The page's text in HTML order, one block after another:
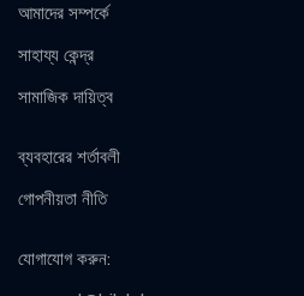
আমাদের সম্পর্কে
সাহায্য কেন্দ্র
সামাজিক দায়িত্ব
ব্যবহারের শর্তাবলী
গোপনীয়তা নীতি
যোগাযোগ করুন: